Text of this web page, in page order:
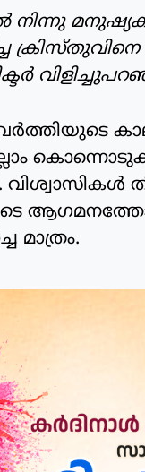
നിന്നു
മാത്രം.